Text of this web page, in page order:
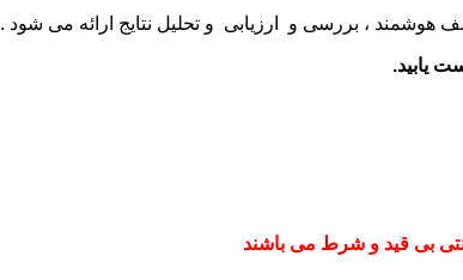
، بررسی و ارزیابی و تحلیل نتایج ارائه می شود .
یابید.
بی قید و شرط می باشند